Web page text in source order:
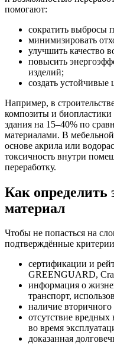
помогают:
сократить выбросы
минимизировать
улучшить качество
повысить
изделий;
создать устойчивые
Например, в
композиты и
здания на 15–40% по
материалами. В
основе акрила или
токсичность внутри
переработку.
Как определить
материал
Чтобы не попасться на
подтверждённые
сертификации и
GREENGUARD,
информация о
транспорт,
наличие
отсутствие
во время
доказанная